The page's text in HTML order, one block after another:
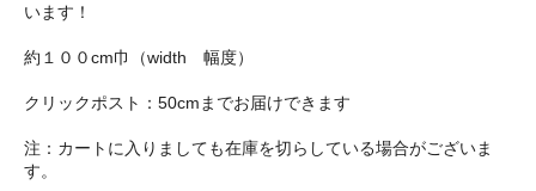
います！
約１００cm巾（width 幅度）
クリックポスト：50cmまでお届けできます
注：カートに入りましても在庫を切らしている場合がございま
す。